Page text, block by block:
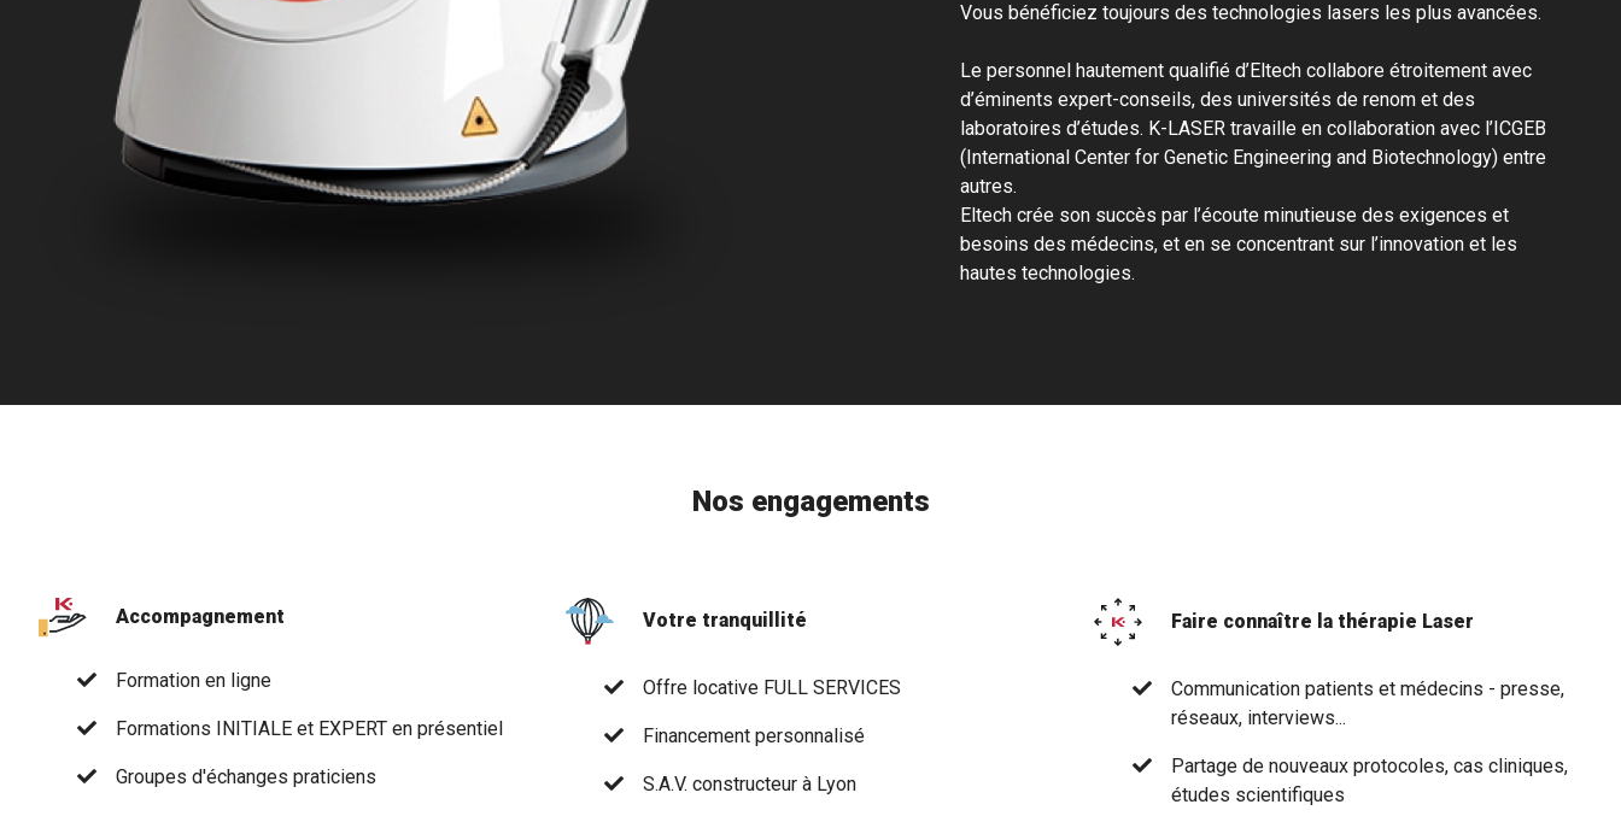
Vous bénéficiez toujours des technologies lasers les plus avancées.
Le personnel hautement qualifié d’Eltech collabore étroitement avec
d’éminents expert-conseils, des universités de renom et des
laboratoires d’études. K-LASER travaille en collaboration avec l’ICGEB
(International Center for Genetic Engineering and Biotechnology) entre
autres.
Eltech crée son succès par l’écoute minutieuse des exigences et
besoins des médecins, et en se concentrant sur l’innovation et les
hautes technologies.
Nos engagements
Accompagnement
Formation en ligne
Formations INITIALE et EXPERT en présentiel
Groupes d'échanges praticiens
Votre tranquillité
Offre locative FULL SERVICES
Financement personnalisé
S.A.V. constructeur à Lyon
Faire connaître la thérapie Laser
Communication patients et médecins - presse,
réseaux, interviews...
Partage de nouveaux protocoles, cas cliniques,
études scientifiques